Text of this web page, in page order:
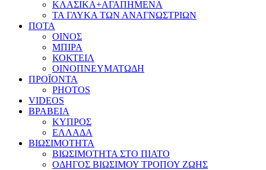
ΚΛΑΣΙΚΑ+ΑΓΑΠΗΜΕΝΑ
ΤΑ ΓΛΥΚΑ ΤΩΝ ΑΝΑΓΝΩΣΤΡΙΩΝ
ΠΟΤΑ
ΟΙΝΟΣ
ΜΠΙΡΑ
ΚΟΚΤΕΙΛ
ΟΙΝΟΠΝΕΥΜΑΤΩΔΗ
ΠΡΟΪΟΝΤΑ
PHOTOS
VIDEOS
ΒΡΑΒΕΙΑ
ΚΥΠΡΟΣ
ΕΛΛΑΔΑ
ΒΙΩΣΙΜΟΤΗΤΑ
ΒΙΩΣΙΜΟΤΗΤΑ ΣΤΟ ΠΙΑΤΟ
ΟΔΗΓΟΣ ΒΙΩΣΙΜΟΥ ΤΡΟΠΟΥ ΖΩΗΣ